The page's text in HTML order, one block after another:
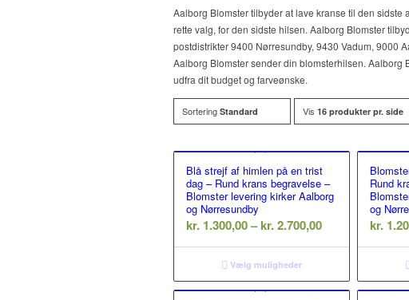
Aalborg Blomster tilbyder at lave kranse til den
rette valg, for den sidste hilsen. Aalborg Blomster
postdistrikter 9400 Nørresundby, 9430 Vadum, 9000
Aalborg Blomster sender din blomsterhilsen. Aalborg
udfra dit budget og farveønske.
Sortering Standard Vis 16 produkter pr. side
Blå strejf af himlen på en trist
dag – Rund krans begravelse –
Blomster levering kirker Aalborg
og Nørresundby
kr. 1.300,00– kr.2.700,00Prisinterval:
kr. 1.300,00
kr. 2.700,00
Vælg muligheder
Rund
og
kr.